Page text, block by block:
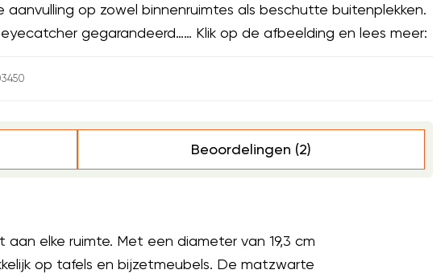
aanvulling op zowel binnenruimtes als beschutte buitenplekken.
gegarandeerd…… Klik op de afbeelding en lees meer:
Beoordelingen (2)
elke ruimte. Met een diameter van 19,3 cm
op tafels en bijzetmeubels. De matzwarte